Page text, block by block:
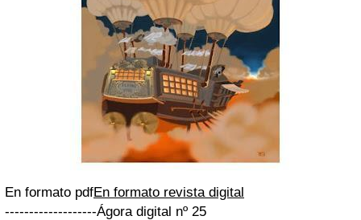
En formato pdfEn formato revista digital
-------------------Ágora digital nº 25